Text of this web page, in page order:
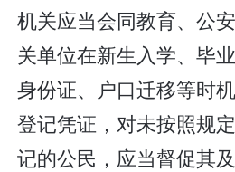
机关应当会同教育、公
关单位在新生入学、毕
身份证、户口迁移等时
登记凭证，对未按照规
记的公民，应当督促其及